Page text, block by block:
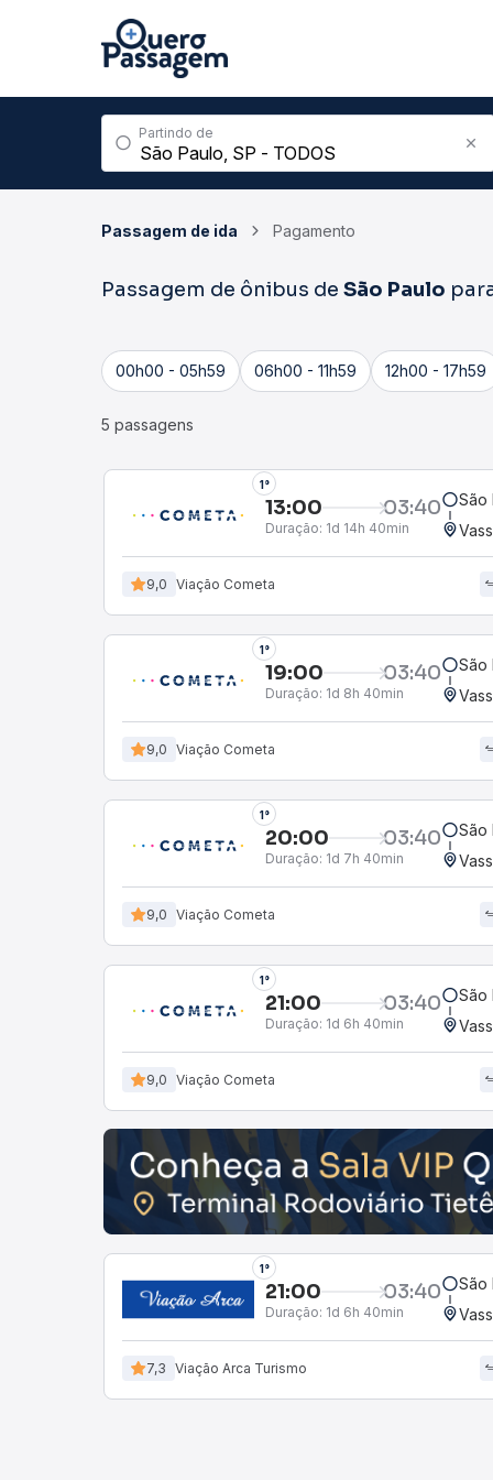
Partindo de
Passagem de ida Pagamento
Passagem de ônibus de São Paulo
00h00 - 05h59 06h00 - 11h59 12h00 - 17h59
5 passagens
1°
13:00 03:40
Duração: 1d 14h 40min
São
9,0 Viação Cometa
1°
19:00 03:40
Duração: 1d 8h 40min
São
9,0 Viação Cometa
1°
20:00 03:40
Duração: 1d 7h 40min
São
9,0 Viação Cometa
1°
21:00 03:40
Duração: 1d 6h 40min
São
9,0 Viação Cometa
1°
21:00 03:40
Duração: 1d 6h 40min
São
7,3 Viação Arca Turismo